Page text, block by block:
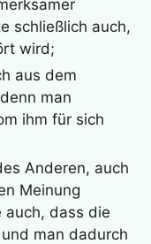
schließlich auch,
wird;
aus dem
man
ihm für sich
Anderen, auch
Meinung
auch, dass die
man dadurch